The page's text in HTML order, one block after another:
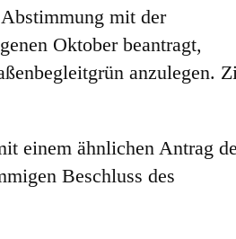
mit der
Oktober beantragt,
anzulegen.
einem ähnlichen Antrag
Beschluss des